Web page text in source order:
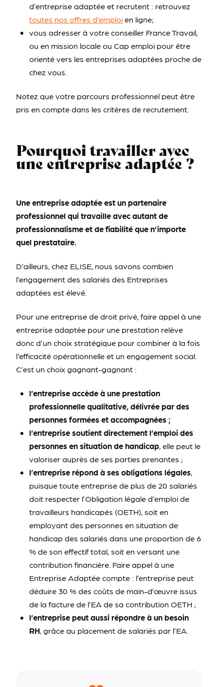
d’entreprise adaptée et recrutent : retrouvez
toutes nos offres d’emploien ligne;
vous adresser à votre conseiller France Travail,
ou en mission locale ou Cap emploi pour être
orienté vers les entreprises adaptées proche de
chez vous.
Notez que votre parcours professionnel peut être
pris en compte dans les critères de recrutement.
Pourquoi travailler avec
une entreprise adaptée ?
Une entreprise adaptée est un partenaire
professionnel qui travaille avec autant de
professionnalisme et de fiabilité que n’importe
quel prestataire.
D’ailleurs, chez ELISE, nous savons combien
l’engagement des salariés des Entreprises
adaptées est élevé.
Pour une entreprise de droit privé, faire appel à une
entreprise adaptée pour une prestation relève
donc d’un choix stratégique pour combiner à la fois
l’efficacité opérationnelle et un engagement social.
C’est un choix gagnant-gagnant :
l’entreprise accède à une prestation
professionnelle qualitative, délivrée par des
personnes formées et accompagnées ;
l’entreprise soutient directement l’emploi des
personnes en situation de handicap, elle peut le
valoriser auprès de ses parties prenantes ;
l’entreprise répond à ses obligations légales,
puisque toute entreprise de plus de 20 salariés
doit respecter l’Obligation légale d’emploi de
travailleurs handicapés (OETH), soit en
employant des personnes en situation de
handicap des salariés dans une proportion de 6
% de son effectif total, soit en versant une
contribution financière. Faire appel à une
Entreprise Adaptée compte : l’entreprise peut
déduire 30 % des coûts de main-d’œuvre issus
de la facture de l’EA de sa contribution OETH ;
l’entreprise peut aussi répondre à un besoin
RH, grâce au placement de salariés par l’EA.